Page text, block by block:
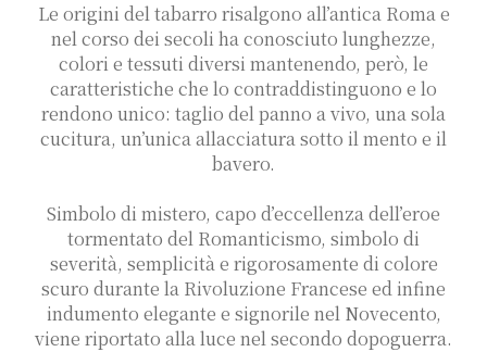
Le origini del tabarro risalgono all’antica Roma e
nel corso dei secoli ha conosciuto lunghezze,
colori e tessuti diversi mantenendo, però, le
caratteristiche che lo contraddistinguono e lo
rendono unico: taglio del panno a vivo, una sola
cucitura, un’unica allacciatura sotto il mento e il
bavero.
Simbolo di mistero, capo d’eccellenza dell’eroe
tormentato del Romanticismo, simbolo di
severità, semplicità e rigorosamente di colore
scuro durante la Rivoluzione Francese ed infine
indumento elegante e signorile nel Novecento,
viene riportato alla luce nel secondo dopoguerra.